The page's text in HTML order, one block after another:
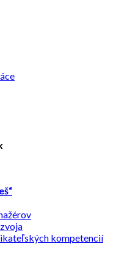
kompetencií